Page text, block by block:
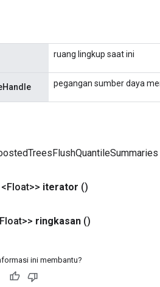
ruang lingkup saat ini
pegangan sumber daya
<Float>> iterator ()
ringkasan ()
ini membantu?